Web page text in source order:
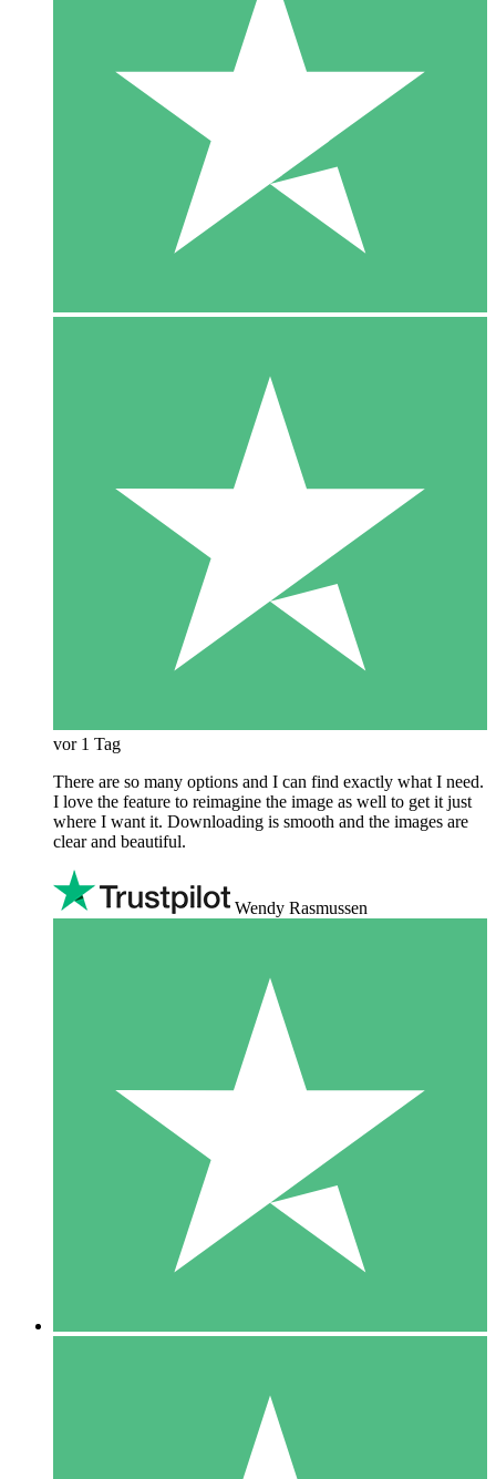
vor 1 Tag
There are so many options and I can find exactly what I need.
I love the feature to reimagine the image as well to get it just
where I want it. Downloading is smooth and the images are
clear and beautiful.
Wendy Rasmussen